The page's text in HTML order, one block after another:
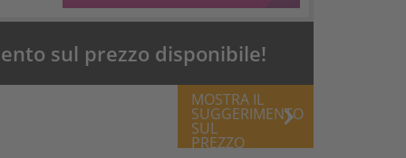
sul prezzo disponibile!
MOSTRA IL
SUGGERIMENTO
SUL
PREZZO
keyboard_arrow_right